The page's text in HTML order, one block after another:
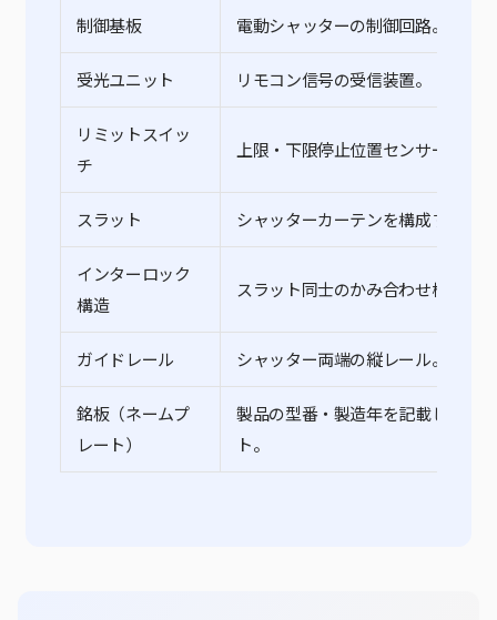
制御基板 電動シャッターの制御回路。
受光ユニット リモコン信号の受信装置。
リミットスイッ
チ
上限・下限停止位置センサー。
スラット シャッターカーテンを構成する羽
インターロック
構造
スラット同士のかみ合わせ機構。
ガイドレール シャッター両端の縦レール。
銘板（ネームプ
レート）
製品の型番・製造年を記載した金
ト。